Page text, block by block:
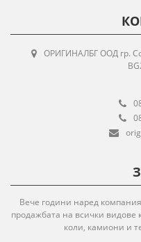
ОРИГИНАЛБГ ООД гр.
Вече години наред
продажбата на всички видове
коли, камиони и